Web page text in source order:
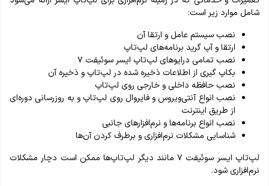
شامل موارد زیر است:
نصب سیستم‌ عامل و ارتقا آن
ارتقا و آپ گرید برنامه‌های لپ‌تاپ
نصب تمامی درایوهای لپ‌تاپ ایسر سوئیفت ۷
بکاپ گیری از اطلاعات ذخیره‌ شده در لپ‌تاپ و ذخیره آن
نصب حافظه داخلی و خارجی روی لپ‌تاپ
نصب انواع آنتی‌ویروس و فایروال روی لپ‌تاپ و به‌ روزرسانی دوره‌ای
از طریق اینترنت
نصب انواع برنامه‌ها و نرم‌افزارهای جانبی
شناسایی مشکلات نرم‌افزاری و برطرف کردن آن‌ها
لپ‌تاپ ایسر سوئیفت ۷ مانند دیگر لپ‌تاپ‌ها ممکن است دچار مشکلات
نرم‌افزاری شود.